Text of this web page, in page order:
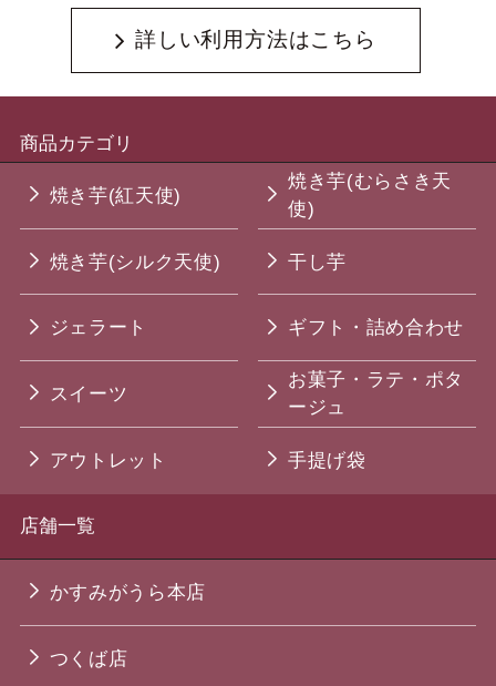
詳しい利用方法はこちら
商品カテゴリ
焼き芋(紅天使)
焼き芋(むらさき天
使)
焼き芋(シルク天使) 干し芋
ジェラート ギフト・詰め合わせ
スイーツ
お菓子・ラテ・ポタ
ージュ
アウトレット 手提げ袋
店舗一覧
かすみがうら本店
つくば店